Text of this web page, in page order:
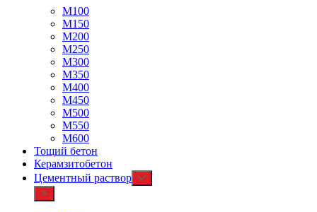
М100
М150
М200
М250
М300
М350
М400
М450
М500
М550
М600
Тощий бетон
Керамзитобетон
Цементный раствор